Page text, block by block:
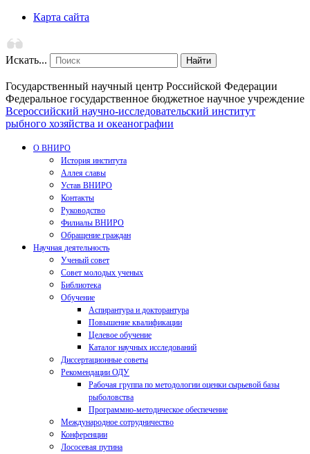
Карта сайта
Искать... Найти
Государственный научный центр Российской Федерации
Федеральное государственное бюджетное научное учреждение
Всероссийский научно-исследовательский институт
рыбного хозяйства и океанографии
О ВНИРО
История института
Аллея славы
Устав ВНИРО
Контакты
Руководство
Филиалы ВНИРО
Обращение граждан
Научная деятельность
Ученый совет
Совет молодых ученых
Библиотека
Обучение
Аспирантура и докторантура
Повышение квалификации
Целевое обучение
Каталог научных исследований
Диссертационные советы
Рекомендации ОДУ
Рабочая группа по методологии оценки сырьевой базы
рыболовства
Программно-методическое обеспечение
Международное сотрудничество
Конференции
Лососевая путина